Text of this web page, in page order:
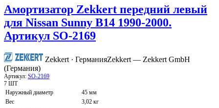
Амортизатор Zekkert передний левый
для Nissan Sunny B14 1990-2000.
Артикул SO-2169
Zekkert · ГерманияZekkert — Zekkert GmbH
(Германия)
Артикул: SO-2169
7 ШТ
Наружный диаметр
45 мм
Вес
3,02 кг